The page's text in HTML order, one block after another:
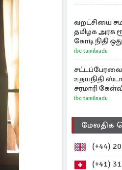
வறட்சியை
தமிழக அரசு
கோடி நிதி
வெளியான
ibc tamilnadu
சட்டப்பேரவை
உதயநிதி
சரமாரி
ibc tamilnadu
மேலதிக
(+44)
(+41)